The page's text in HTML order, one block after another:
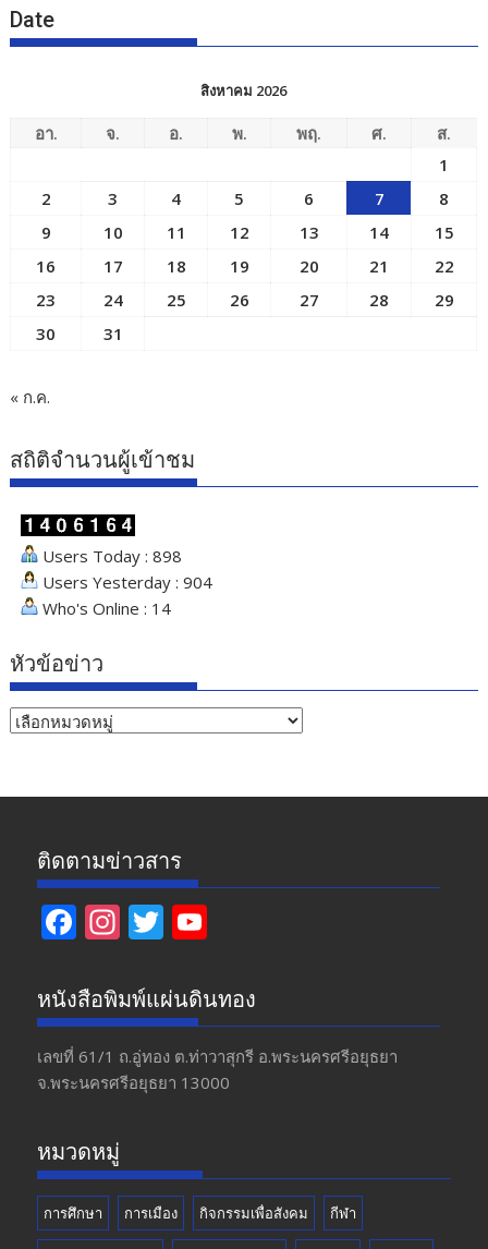
Date
สิงหาคม 2026
อา. จ. อ. พ. พฤ. ศ.
ส.
1
2
3 4 5 6 7
8
9
10 11 12 13 14
15
16
17 18 19 20 21
22
23
24 25 26 27 28
29
30
31
« ก.ค.
สถิติจำนวนผู้เข้าชม
Users Today : 898
Users Yesterday : 904
Who's Online : 14
หัวข้อข่าว
หัวข้อ
ติดตามข่าวสาร
F
ac
e
b
o
o
In
st
a
gr
a
m
T
w
itt
er
u
T
u
b
หนังสือพิมพ์แผ่นดินทอง
เลขที่ 61/1 ถ.อู่ทอง​ ต.​ท่าวาสุกรี​ อ.พระนครศรีอยุธยา​
จ.พระนครศรีอยุธยา 13000
หมวดหมู่
การศึกษา การเมือง กิจกรรมเพื่อสังคม กีฬา